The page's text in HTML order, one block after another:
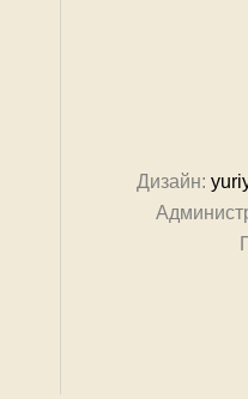
Дизайн: